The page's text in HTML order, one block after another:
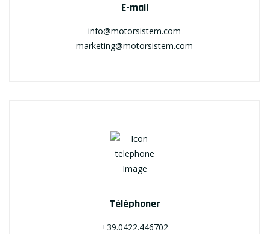
E-mail
info@motorsistem.com
marketing@motorsistem.com
Téléphoner
+39.0422.446702